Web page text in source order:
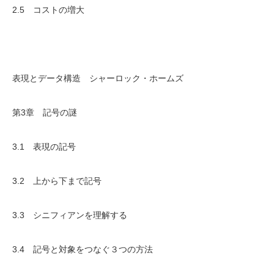
2.5 コストの増大
表現とデータ構造 シャーロック・ホームズ
第3章 記号の謎
3.1 表現の記号
3.2 上から下まで記号
3.3 シニフィアンを理解する
3.4 記号と対象をつなぐ３つの方法